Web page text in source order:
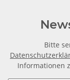
Bitte
Informationen